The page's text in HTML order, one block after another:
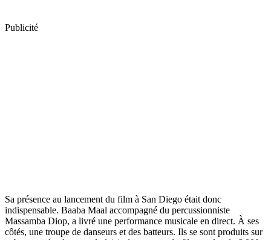
Publicité
Sa présence au lancement du film à San Diego était donc
indispensable. Baaba Maal accompagné du percussionniste
Massamba Diop, a livré une performance musicale en direct. À ses
côtés, une troupe de danseurs et des batteurs. Ils se sont produits sur